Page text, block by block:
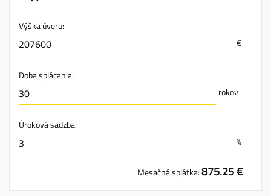
Výška úveru:
€
Doba splácania:
rokov
Úroková sadzba:
%
Mesačná splátka:875.25 €